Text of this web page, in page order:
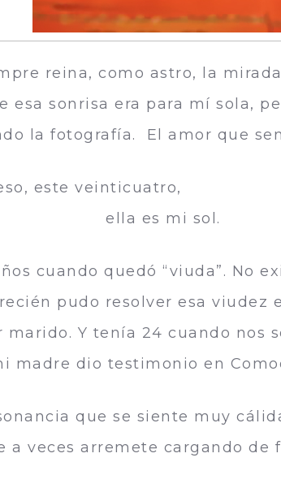
reina, como astro, la
esa sonrisa era para mí sola,
la fotografía. El amor que
este veinticuatro,
mi sol.
cuando quedó “viuda”. No
pudo resolver esa viudez
Y tenía 24 cuando nos
madre dio testimonio en
que se siente muy
a veces arremete cargando